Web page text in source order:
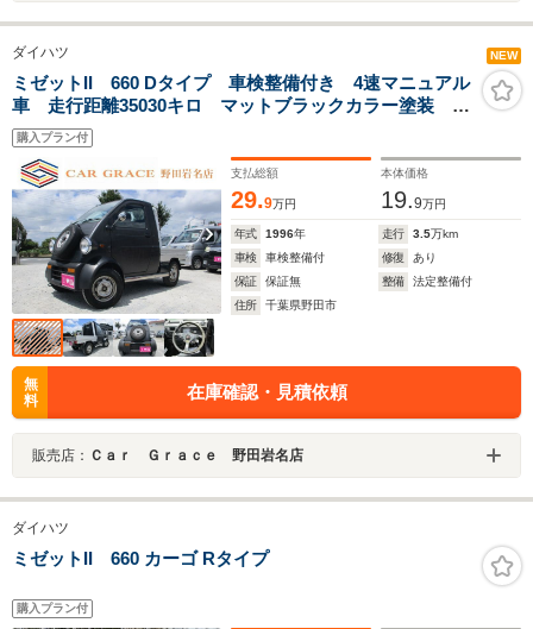
ダイハツ NEW
ミゼットII 660 Dタイプ 車検整備付き 4速マニュアル
車 走行距離35030キロ マットブラックカラー塗装 最
大積載量150キロ momoステアリング 貨物用鉄ホイー
ル ゴムマット
購入プラン付
支払総額
29.9万円
本体価格
19.9万円
年式 1996年 走行 3.5万km
車検
車検整備付 修復
あり
保証
保証無 整備
法定整備付
住所
千葉県野田市
無
料
在庫確認・見積依頼
販売店： Ｃａｒ Ｇｒａｃｅ 野田岩名店
ダイハツ
ミゼットII 660 カーゴ Rタイプ
購入プラン付